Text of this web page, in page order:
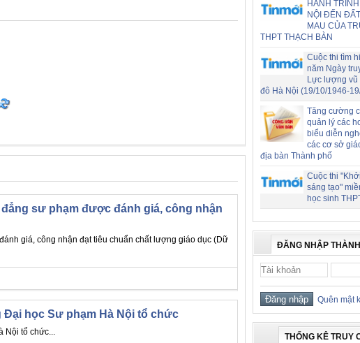
sư phạm được đánh giá, công nhận
giá, công nhận đạt tiêu chuẩn chất lượng giáo dục (Dữ
học Sư phạm Hà Nội tổ chức
Nội tổ chức...
HÀNH
NỘI ĐẾN
MAU CỦA
THPT THẠCH BÀN
Cuộc thi tìm
năm Ngày
Lực lượng vũ
đô Hà Nội (19/10/1946-
Tăng cường
quản lý các
biểu diễn
các cơ sở
địa bàn Thành phố
Cuộc thi
sáng tạo"
học sinh
ĐĂNG NHẬP
Quên mật
THỐNG KÊ TRUY